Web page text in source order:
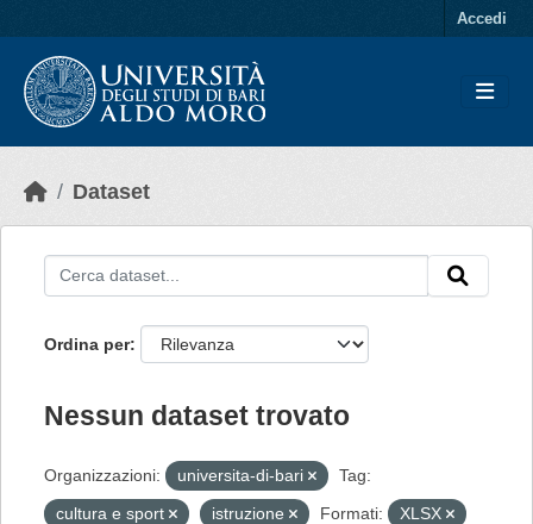
Accedi
Dataset
Ordina per
Nessun dataset trovato
Organizzazioni: universita-di-bari
Tag:
cultura e sport
istruzione Formati: XLSX